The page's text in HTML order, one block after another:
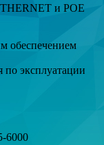
и POE
обеспечением
по эксплуатации
6000